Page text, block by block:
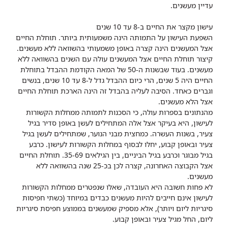
עדיין מעשנים.
עישון מקצר את החיים ב-8 עד 10 שנים
השפעת העישון על התמותה הינה משמעותית ביותר. תוחלת החיים
אצל המעשנים הינה קצרה באופן משמעותי בהשוואה ללא מעשנים.
קיצור תוחלת החיים אצל המעשנים עולה עם השנים בהשוואה ללא
מעשנים. בעוד שבשנות ה-50 של המאה הקודמת ההבדל בתוחלת
החיים היה 5 שנים, הרי כיום ההבדל גדל ל-8 עד 10 שנים, בנשים
וגברים כאחד. הסיבה לעליה בהבדל זה הינה הארכת תוחלת החיים
אצל הלא מעשנים.
מהנתונים בספרות עולה, כי הסכנות לתמותה ממחלות הקשורות
לעישון, היא בעיקר אצל אלה המתחילים לעשן באופן סדיר בגיל
צעיר, בשנות העשרה. כמחצית מבני הנוער, שמתחילים לעשן בגיל
צעיר ובאופן קבוע, יחלו לבסוף במחלות הקשורות לעישון. כרבע
בגיל מבוגר וכרבע בגיל הביניים, בין הגילאים 35-69. תוחלת החיים
אצל הקבוצה האחרונה, קצרה לכן בכ-25 שנה בהשוואה ללא
מעשנים.
לא פחות חשובה היא העובדה, שאלו שנפטרים ממחלות הקשורות
לעישון אינם חייבים להיות מעשנים כבדים במיוחד (כשתי חפיסות
סיגריות ליום ויותר), אלא מספיק שמעשנים בממוצע חפיסת סיגריות
ליום, החל מגיל צעיר ובאופן קבוע.